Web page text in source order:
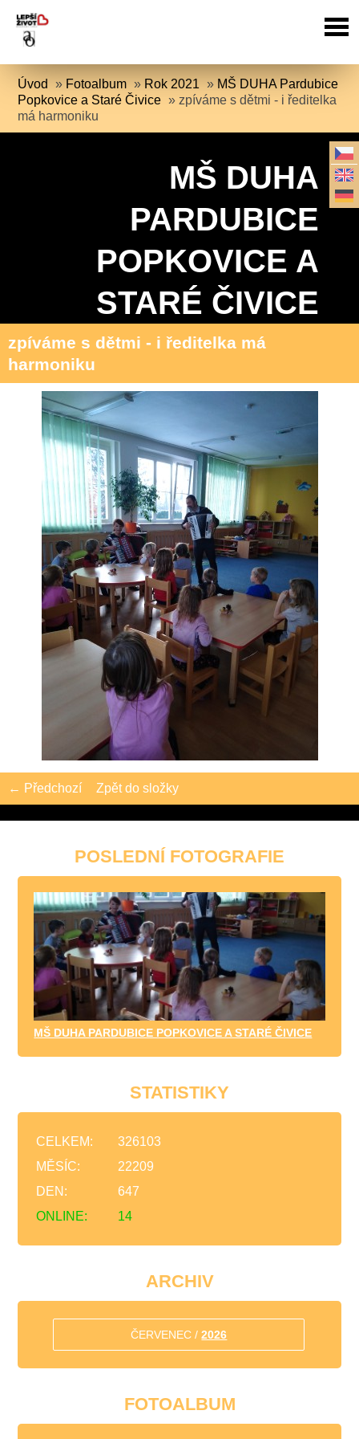
Úvod » Fotoalbum » Rok 2021 » MŠ DUHA Pardubice
Popkovice a Staré Čivice » zpíváme s dětmi - i ředitelka
má harmoniku
MŠ DUHA
PARDUBICE
POPKOVICE A
STARÉ ČIVICE
zpíváme s dětmi - i ředitelka má
harmoniku
← Předchozí Zpět do složky
POSLEDNÍ FOTOGRAFIE
MŠ DUHA PARDUBICE POPKOVICE A STARÉ ČIVICE
STATISTIKY
ONLINE: 14
CELKEM:
326103
MĚSÍC:
22209
DEN:
647
ARCHIV
ČERVENEC /2026
FOTOALBUM